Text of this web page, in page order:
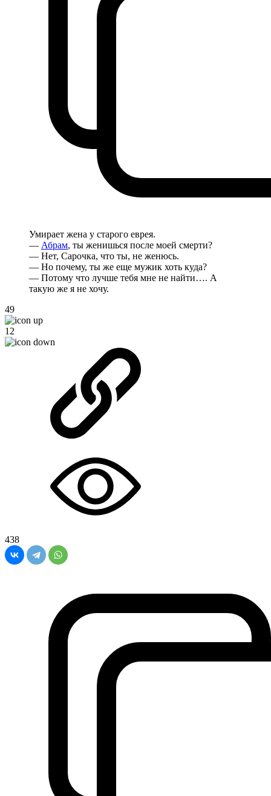
Умирает жена у старого еврея.
— Абрам, ты женишься после моей смерти?
— Нет, Сарочка, что ты, не женюсь.
— Но почему, ты же еще мужик хоть куда?
— Потому что лучше тебя мне не найти…. А
такую же я не хочу.
49
12
438